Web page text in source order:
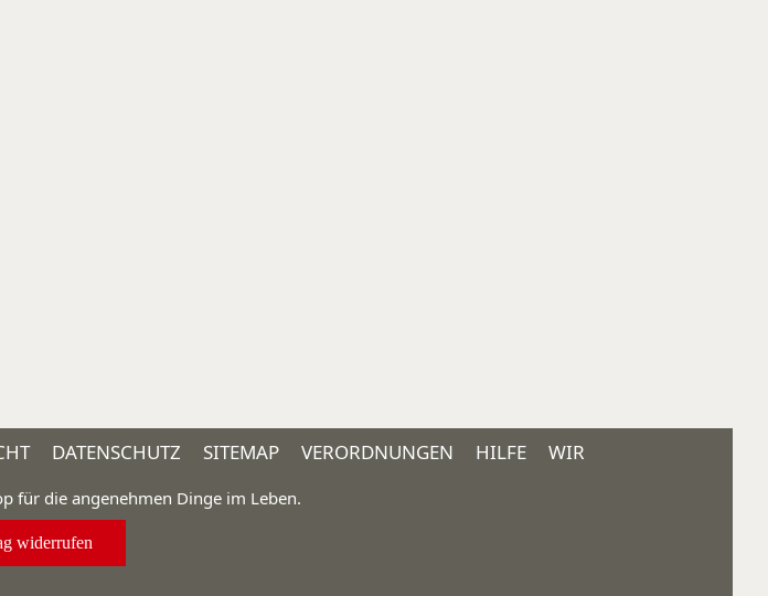
DATENSCHUTZ SITEMAP VERORDNUNGEN HILFE WIR
für die angenehmen Dinge im Leben.
widerrufen